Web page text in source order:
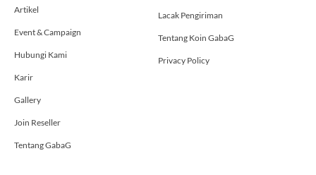
Artikel
Event & Campaign
Hubungi Kami
Karir
Gallery
Join Reseller
Tentang GabaG
Lacak Pengiriman
Tentang Koin GabaG
Privacy Policy